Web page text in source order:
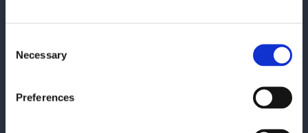
Selection
Necessary
Preferences